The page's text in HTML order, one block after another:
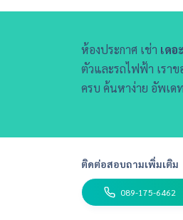
ห้องประกาศ เช่า เด
ตัวและรถไฟฟ้า เรา
ครบ ค้นหาง่าย อัพเด
ติดต่อสอบถามเพิ่มเติม
089-175-6462